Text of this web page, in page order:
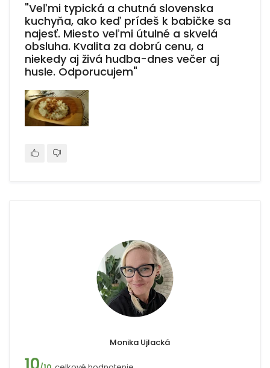
"Veľmi typická a chutná slovenska
kuchyňa, ako keď prídeš k babičke sa
najesť. Miesto veľmi útulné a skvelá
obsluha. Kvalita za dobrú cenu, a
niekedy aj živá hudba-dnes večer aj
husle. Odporucujem"
Monika Ujlacká